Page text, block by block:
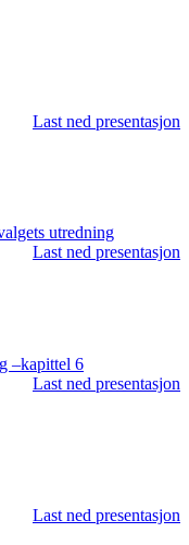
Last ned presentasjon
utredning
Last ned presentasjon
–kapittel 6
Last ned presentasjon
Last ned presentasjon